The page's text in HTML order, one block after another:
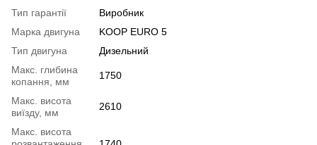
Тип гарантії
Виробник
Марка двигуна
KOOP EURO 5
Тип двигуна
Дизельний
Макс. глибина
копання, мм
1750
Макс. висота
виїзду, мм
2610
Макс. висота